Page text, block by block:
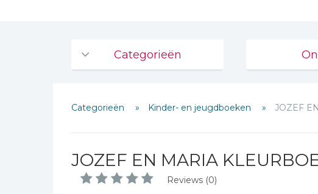
Categorieën
De Bijbel
Bijbelse Dagboeken 2026
Bijbelstudie groepen
Categorieën Kinder- en jeugdboeken JOZEF
JOZEF EN MARIA
Reviews (0)